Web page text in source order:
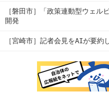
［磐田市］「政策連動型ウェル
開発
［宮崎市］記者会見をAIが要約